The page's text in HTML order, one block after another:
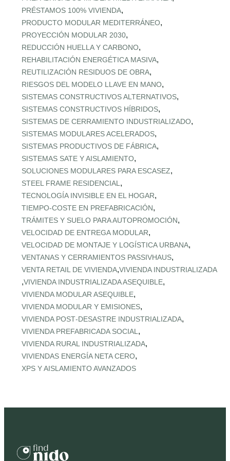
PRÉSTAMOS 100% VIVIENDA,
PRODUCTO MODULAR MEDITERRÁNEO,
PROYECCIÓN MODULAR 2030,
REDUCCIÓN HUELLA Y CARBONO,
REHABILITACIÓN ENERGÉTICA MASIVA,
REUTILIZACIÓN RESIDUOS DE OBRA,
RIESGOS DEL MODELO LLAVE EN MANO,
SISTEMAS CONSTRUCTIVOS ALTERNATIVOS,
SISTEMAS CONSTRUCTIVOS HÍBRIDOS,
SISTEMAS DE CERRAMIENTO INDUSTRIALIZADO,
SISTEMAS MODULARES ACELERADOS,
SISTEMAS PRODUCTIVOS DE FÁBRICA,
SISTEMAS SATE Y AISLAMIENTO,
SOLUCIONES MODULARES PARA ESCASEZ,
STEEL FRAME RESIDENCIAL ,
TECNOLOGÍA INVISIBLE EN EL HOGAR,
TIEMPO‑COSTE EN PREFABRICACIÓN,
TRÁMITES Y SUELO PARA AUTOPROMOCIÓN,
VELOCIDAD DE ENTREGA MODULAR,
VELOCIDAD DE MONTAJE Y LOGÍSTICA URBANA,
VENTANAS Y CERRAMIENTOS PASSIVHAUS,
VENTA RETAIL DE VIVIENDA,VIVIENDA INDUSTRIALIZADA
,VIVIENDA INDUSTRIALIZADA ASEQUIBLE,
VIVIENDA MODULAR ASEQUIBLE,
VIVIENDA MODULAR Y EMISIONES,
VIVIENDA POST‑DESASTRE INDUSTRIALIZADA,
VIVIENDA PREFABRICADA SOCIAL ,
VIVIENDA RURAL INDUSTRIALIZADA,
VIVIENDAS ENERGÍA NETA CERO,
XPS Y AISLAMIENTO AVANZADOS